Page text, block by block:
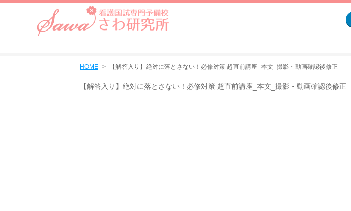
HOME 【解答入り】絶対に落とさない！必修対策 超直前講座_本文_撮影・動画確認後修正
【解答入り】絶対に落とさない！必修対策 超直前講座_本文_撮影・動画確認後修正